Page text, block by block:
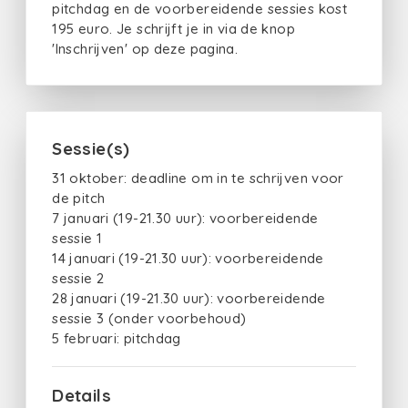
pitchdag en de voorbereidende sessies kost
195 euro. Je schrijft je in via de knop
'Inschrijven' op deze pagina.
Sessie(s)
31 oktober: deadline om in te schrijven voor
de pitch
7 januari (19-21.30 uur): voorbereidende
sessie 1
14 januari (19-21.30 uur): voorbereidende
sessie 2
28 januari (19-21.30 uur): voorbereidende
sessie 3 (onder voorbehoud)
5 februari: pitchdag
Details